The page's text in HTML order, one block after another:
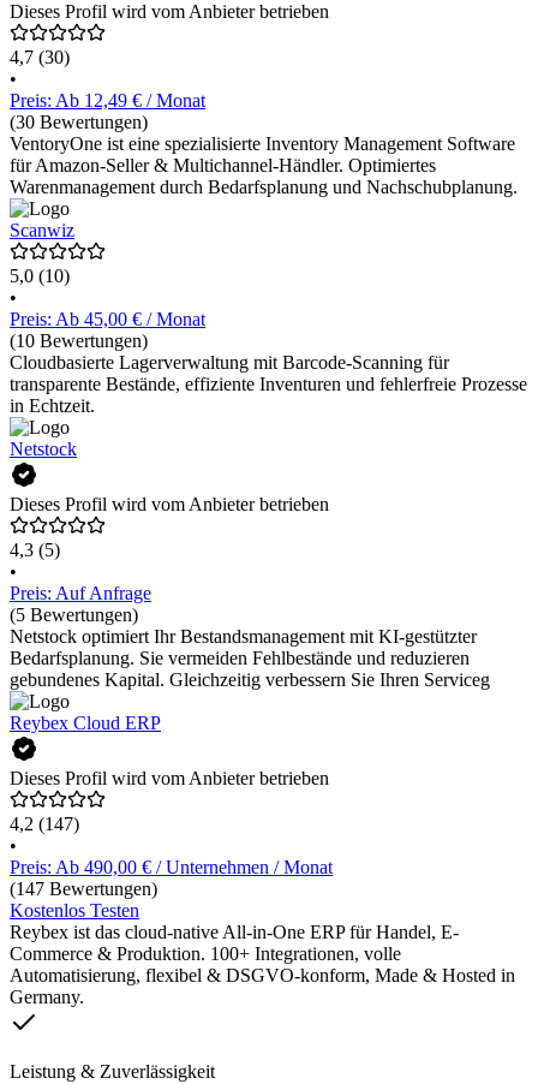
Dieses Profil wird vom Anbieter betrieben
4,7 (30)
•
Preis: Ab 12,49 € / Monat
(30 Bewertungen)
VentoryOne ist eine spezialisierte Inventory Management Software
für Amazon-Seller & Multichannel-Händler. Optimiertes
Warenmanagement durch Bedarfsplanung und Nachschubplanung.
Scanwiz
5,0 (10)
•
Preis: Ab 45,00 € / Monat
(10 Bewertungen)
Cloudbasierte Lagerverwaltung mit Barcode-Scanning für
transparente Bestände, effiziente Inventuren und fehlerfreie Prozesse
in Echtzeit.
Netstock
Dieses Profil wird vom Anbieter betrieben
4,3 (5)
•
Preis: Auf Anfrage
(5 Bewertungen)
Netstock optimiert Ihr Bestandsmanagement mit KI-gestützter
Bedarfsplanung. Sie vermeiden Fehlbestände und reduzieren
gebundenes Kapital. Gleichzeitig verbessern Sie Ihren Serviceg
Reybex Cloud ERP
Dieses Profil wird vom Anbieter betrieben
4,2 (147)
•
Preis: Ab 490,00 € / Unternehmen / Monat
(147 Bewertungen)
Kostenlos Testen
Reybex ist das cloud-native All-in-One ERP für Handel, E-
Commerce & Produktion. 100+ Integrationen, volle
Automatisierung, flexibel & DSGVO-konform, Made & Hosted in
Germany.
Leistung & Zuverlässigkeit